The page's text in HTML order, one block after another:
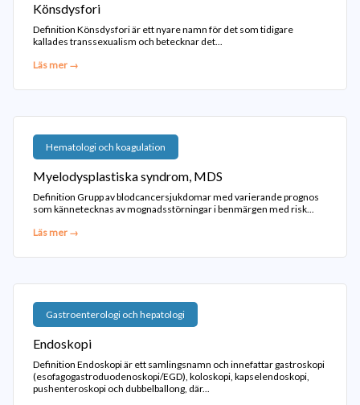
Könsdysfori
Definition Könsdysfori är ett nyare namn för det som tidigare
kallades transsexualism och betecknar det...
Läs mer →
Hematologi och koagulation
Myelodysplastiska syndrom, MDS
Definition Grupp av blodcancersjukdomar med varierande prognos
som kännetecknas av mognadsstörningar i benmärgen med risk...
Läs mer →
Gastroenterologi och hepatologi
Endoskopi
Definition Endoskopi är ett samlingsnamn och innefattar gastroskopi
(esofagogastroduodenoskopi/EGD), koloskopi, kapselendoskopi,
pushenteroskopi och dubbelballong, där...